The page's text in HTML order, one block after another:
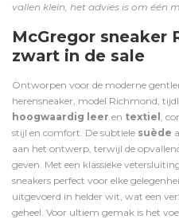
vallen klein, het advies is om één
McGregor sneaker
zwart in de sale
Ontworpen voor de moderne
herensneaker, model Richmond,
hoogwaardig leer en textiel ,
stijl en comfort. De subtiele suède
aan het ontwerp, terwijl de
geven. Met een klassieke
sneakers perfect voor elke
uitgevoerd in helder wit, wat een
geheel. Voor ultiem gemak is het